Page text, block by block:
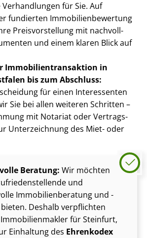
für Sie. Auf
fundierten Im­mo­bi­li­en­be­wer­tung
Preis­vor­stel­lung mit nach­voll­
und einem klaren Blick auf
Im­mo­bi­li­en­trans­ak­ti­on in
bis zum Abschluss:
für einen Interessenten
Sie bei allen weiteren Schritten –
mit Notariat oder Ver­trags­
Unterzeichnung des Miet- oder
Beratung: Wir möchten
und
Im­mo­bi­li­en­be­ra­tung und -
Deshalb verpflichten
für Steinfurt,
Einhaltung des Ehrenkodex